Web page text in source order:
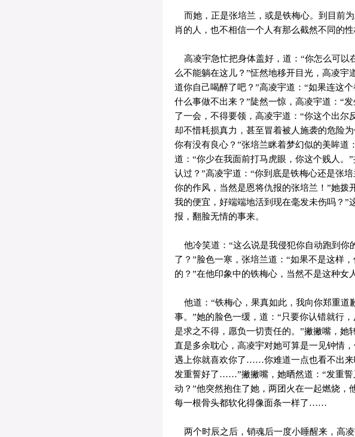
而她，正是张培兰，或是铁梅心。到目前
肖的人，也不相信一个人有那么截然不同的性
高凌宇急忙把身体盖好，道：“你怎么可以
么不能躺在这儿？”怔然地移开目光，高凌宇
道你自己喝醉了吧？”高凌宇道：“如果连这
什么事做不出来？”陡然一惊，高凌宇道：“
了一会，不得要领，高凌宇道：“你这个出尔
却不惜耗损真力，甚至冒着被人施袭的危险
你有没有良心？”张培兰眯着梦幻似的美眸道
道：“你少在我面前打马虎眼，你这个贱人。
认过？”高凌宇道：“你到底是铁梅心还是张
你的作风，当然是恩将仇报的张培兰！”她拨
我的便宜，好端端地活到现在毫发未伤吗？
报，翻脸无情的事来。
他冷笑道：“这么说是我侵犯你自动跑到你
了？”脸色一寒，张培兰道：“如果不是这样
的？”在他印象中的铁梅心，当然不是这种女人
他道：“铁梅心，果真如此，我向你郑重道
事。”她的脸色一缓，道：“只要你认错就行
是求之不得，愿负一切责任的。”撇撇嘴，她
直是多余耽心，高凌宇对她可算是一见钟情
遇上你就喜欢你了……你难道一点也看不出来
发重誓好了……”撇撇嘴，她晒然道：“发重誓
动？”他突然抱住了她，两团火在一起燃烧
每一根骨头都软化得像面条一样了……
两个时辰之后，销魂后一度小睡醒来，高